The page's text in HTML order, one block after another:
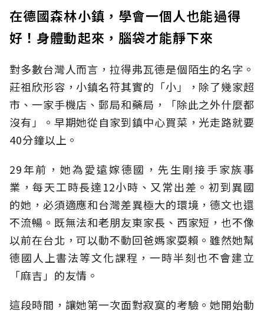
在德國森林小鎮，學會一個人也能過得
好！身體動起來，腦袋才能靜下來
對多數台灣人而言，拉得弗瓦德是個陌生的名字。
莊祖欣形容，小鎮名符其實的「小」，除了幾家超
市、一家手機店、郵局和藥局，「除此之外什麼都
沒有」。早期她從自家到鎮中心買菜，光走路就要
40分鐘以上。
29年前，她為愛遠嫁德國，先生剛接手家族事
業，每天工時長達12小時、又常出差。初到異國
的她，必須適應和台灣差異極大的環境，德文也還
不流暢。既無法和老朋友東家長、西家短，也不像
以前在台北，可以動不動回爸媽家耍賴。雖然她幫
德國人上書法等文化課程，一時半刻也不會建立
「麻吉」的友情。
這段時間，讓她第一次面對寂寞的考驗。她開始動